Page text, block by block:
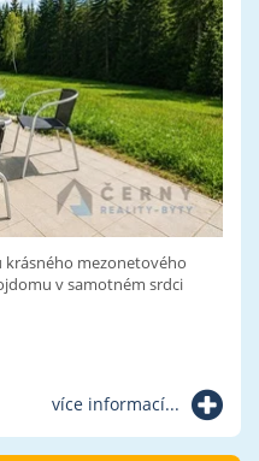
mezonetového
v samotném srdci
více informací...